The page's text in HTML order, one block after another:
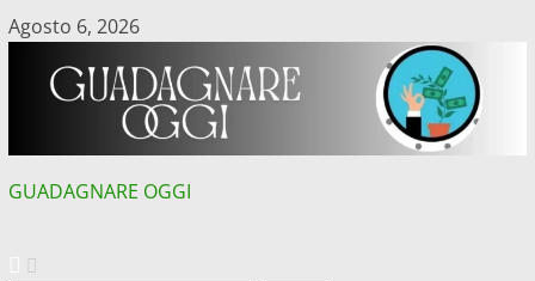
Vai
contenuto
Agosto 6, 2026
GUADAGNARE OGGI